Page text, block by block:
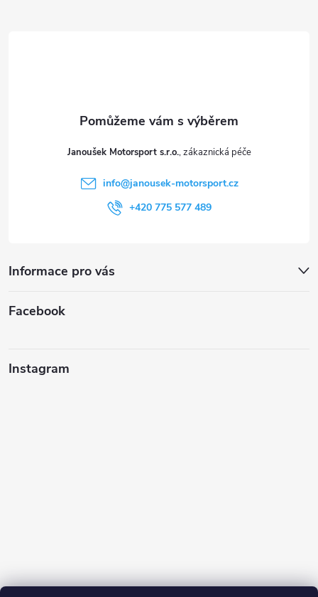
Janoušek Motorsport s.r.o.
info@janousek-motorsport.cz
+420 775 577 489
Informace pro vás
Facebook
Instagram